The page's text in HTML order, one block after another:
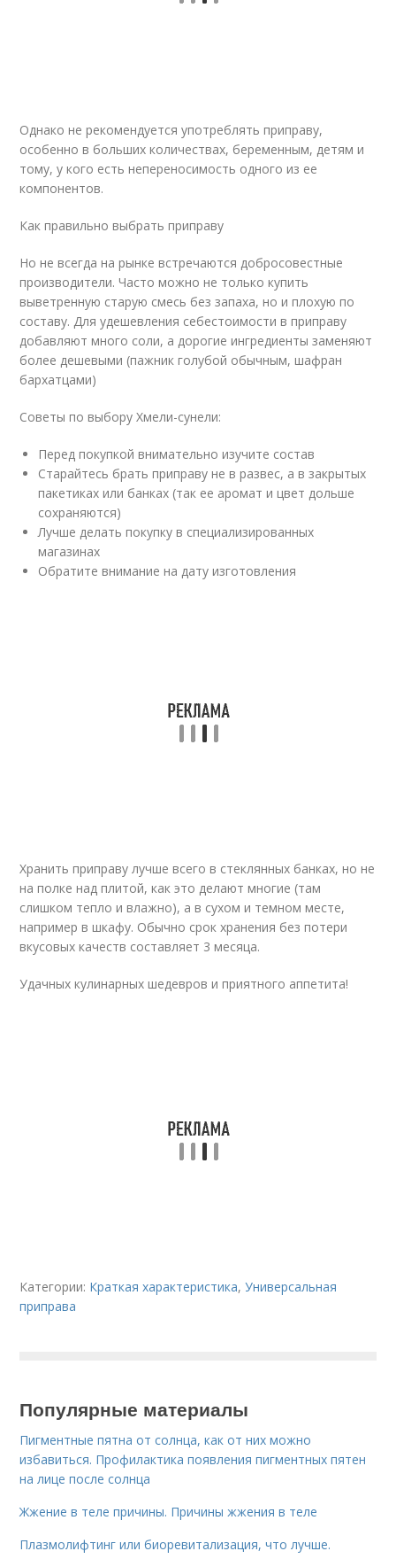
Однако не рекомендуется употреблять приправу,
особенно в больших количествах, беременным, детям и
тому, у кого есть непереносимость одного из ее
компонентов.
Как правильно выбрать приправу
Но не всегда на рынке встречаются добросовестные
производители. Часто можно не только купить
выветренную старую смесь без запаха, но и плохую по
составу. Для удешевления себестоимости в приправу
добавляют много соли, а дорогие ингредиенты заменяют
более дешевыми (пажник голубой обычным, шафран
бархатцами)
Советы по выбору Хмели-сунели:
Перед покупкой внимательно изучите состав
Старайтесь брать приправу не в развес, а в закрытых
пакетиках или банках (так ее аромат и цвет дольше
сохраняются)
Лучше делать покупку в специализированных
магазинах
Обратите внимание на дату изготовления
Хранить приправу лучше всего в стеклянных банках, но не
на полке над плитой, как это делают многие (там
слишком тепло и влажно), а в сухом и темном месте,
например в шкафу. Обычно срок хранения без потери
вкусовых качеств составляет 3 месяца.
Удачных кулинарных шедевров и приятного аппетита!
Категории: Краткая характеристика,Универсальная
приправа
Популярные материалы
Пигментные пятна от солнца, как от них можно
избавиться. Профилактика появления пигментных пятен
на лице после солнца
Жжение в теле причины. Причины жжения в теле
Плазмолифтинг или биоревитализация, что лучше.